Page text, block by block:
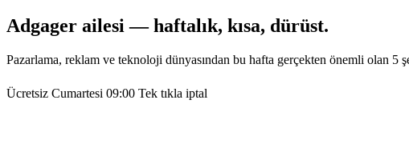
Adgager ailesi — haftalık, kısa, dürüst.
Pazarlama, reklam ve teknoloji dünyasından bu hafta gerçekten önemli olan 5
Ücretsiz Cumartesi 09:00 Tek tıkla iptal